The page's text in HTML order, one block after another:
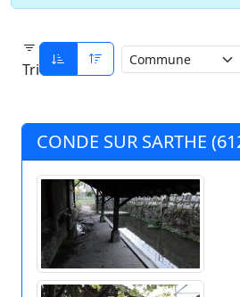
Tri
CONDE SUR SARTHE